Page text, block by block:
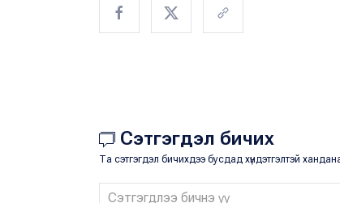
Сэтгэгдэл бичих
Та сэтгэгдэл бичихдээ бусдад хүндэтгэлтэй